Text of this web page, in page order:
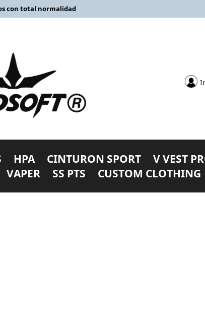
con total normalidad
HPA CINTURON SPORT V VEST
VAPER SS PTS CUSTOM CLOTHING